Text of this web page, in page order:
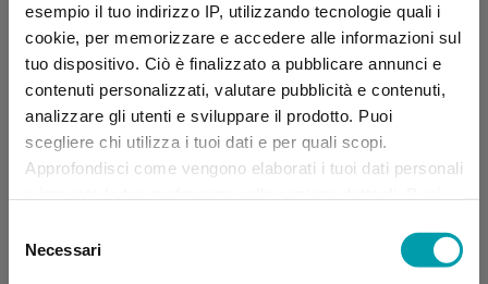
esempio il tuo indirizzo IP, utilizzando tecnologie quali i
cookie, per memorizzare e accedere alle informazioni sul
tuo dispositivo. Ciò è finalizzato a pubblicare annunci e
contenuti personalizzati, valutare pubblicità e contenuti,
analizzare gli utenti e sviluppare il prodotto. Puoi
scegliere chi utilizza i tuoi dati e per quali scopi.
Approfondisci come vengono elaborati i tuoi dati personali
momento dalla Dichiarazione sui “
delNecessari